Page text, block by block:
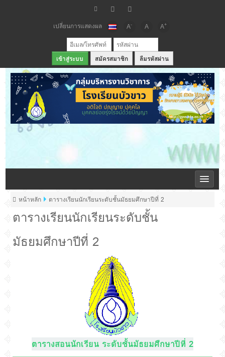
เปลี่ยนการแสดงผล A- A A+
สมัครสมาชิก ลืมรหัสผ่าน
เว็บไซต์กลุ่มบริหารวิชาการ โรงเรียนบัวขาว
ตารางเรียนนักเรียนระดับชั้น
มัธยมศึกษาปีที่ 2
หน้าหลัก ตารางเรียนนักเรียนระดับชั้นมัธยมศึกษาปีที่ 2
ตารางสอนนักเรียน ระดับชั้นมัธยมศึกษาปีที่ 2